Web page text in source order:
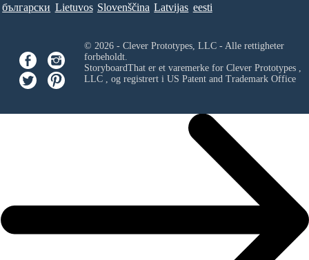
български Lietuvos Slovenščina Latvijas eesti
© 2026 - Clever Prototypes, LLC - Alle rettigheter
forbeholdt.
StoryboardThat er et varemerke for Clever Prototypes ,
LLC, og registrert i US Patent and Trademark Office